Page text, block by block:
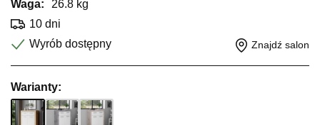
Waga:
26.8 kg
10 dni
Wyrób dostępny
Znajdź salon
Warianty: